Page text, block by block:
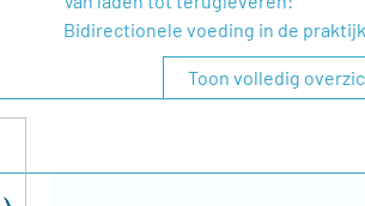
Bidirectionele voeding in de praktijk
Toon volledig